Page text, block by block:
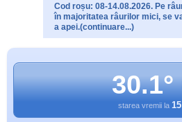
Cod roșu: 08-14.08.2026. Pe
în majoritatea râurilor mici, se
a apei.(continuare...)
30.1°
starea vremii la